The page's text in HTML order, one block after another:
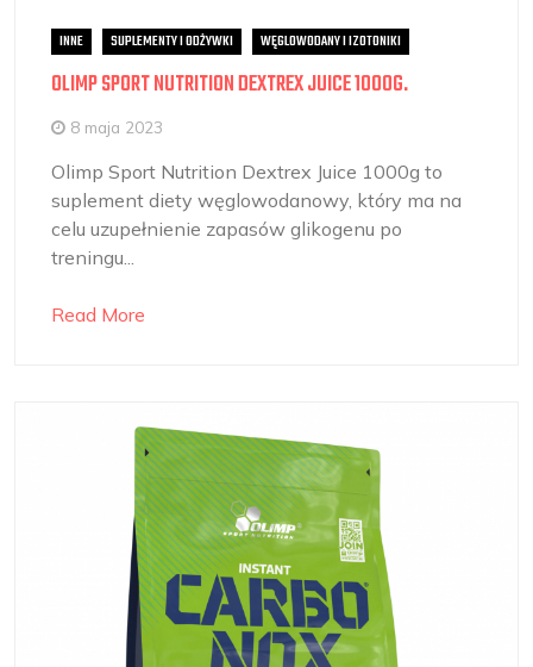
INNE SUPLEMENTY I ODŻYWKI WĘGLOWODANY I IZOTONIKI
OLIMP SPORT NUTRITION DEXTREX JUICE 1000G.
8 maja 2023
Olimp Sport Nutrition Dextrex Juice 1000g to
suplement diety węglowodanowy, który ma na
celu uzupełnienie zapasów glikogenu po
treningu...
Read More